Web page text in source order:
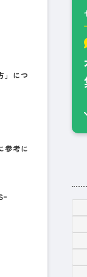
」につ
参考に